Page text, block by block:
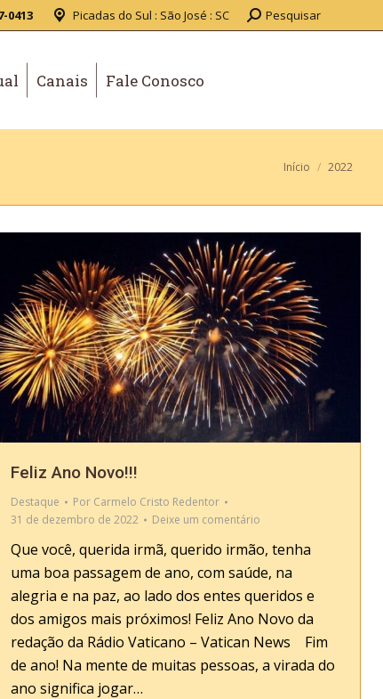
0413 Picadas do Sul : São José : SC Pesquisar
Canais Fale Conosco
Você está
Início 2022
Feliz Ano Novo!!!
Destaque Por Carmelo Cristo Redentor
31 de dezembro de 2022
Deixe um comentário
Que você, querida irmã, querido irmão, tenha
uma boa passagem de ano, com saúde, na
alegria e na paz, ao lado dos entes queridos e
dos amigos mais próximos! Feliz Ano Novo da
redação da Rádio Vaticano – Vatican News Fim
de ano! Na mente de muitas pessoas, a virada do
ano significa jogar…